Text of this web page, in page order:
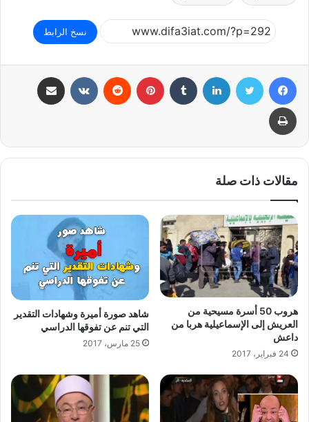
نسخ الرابط
فيسبوك تويتر لينكدإن بينتيريست
طباعة
مقالات ذات صلة
هروب 50 أسرة مسيحية من
العريش إلى الإسماعيلية هربا من
داعش
24 فبراير، 2017
شاهد صورة أميرة وشهادات التقدير
التي تنم عن تفوقها الدراسي
25 مارس، 2017